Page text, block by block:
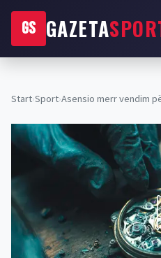
GS GAZETA
Start›Sport›Asensio merr vendim